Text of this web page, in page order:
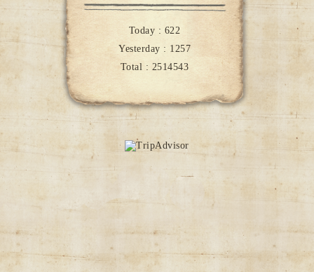
Today : 622
Yesterday : 1257
Total : 2514543